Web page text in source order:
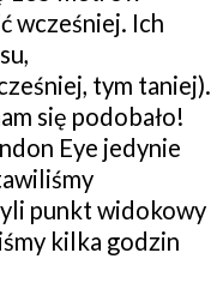
wcześniej. Ich
tym taniej).
się podobało!
Eye jedynie
punkt widokowy
kilka godzin